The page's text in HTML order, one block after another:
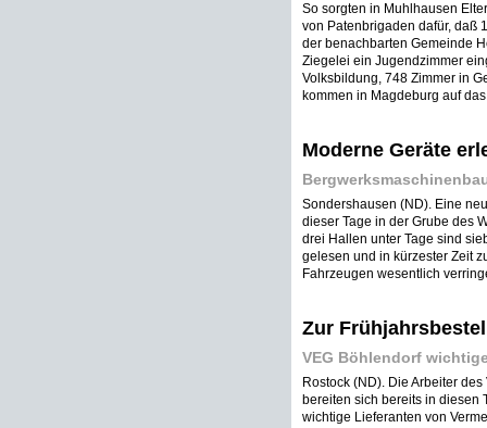
So sorgten in Muhlhausen
von Patenbrigaden dafür, daß
der benachbarten Gemeinde
Ziegelei ein Jugendzimmer
Volksbildung, 748 Zimmer in
kommen in Magdeburg auf
Moderne Geräte
Sondershausen (ND). Eine
dieser Tage in der Grube des
drei Hallen unter Tage sind
gelesen und in kürzester Zeit
Fahrzeugen wesentlich
Zur
VEG Böhlendorf
Rostock (ND). Die Arbeiter
bereiten sich bereits in diesen
wichtige Lieferanten von